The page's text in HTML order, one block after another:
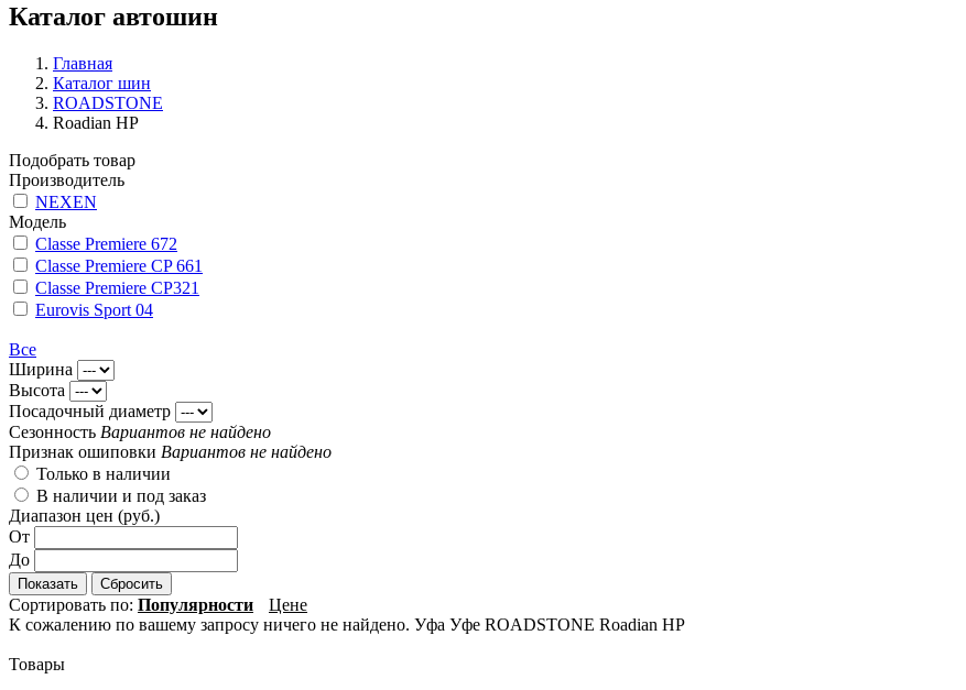
Каталог автошин
Главная
Каталог шин
ROADSTONE
Roadian HP
Подобрать товар
Производитель
NEXEN
Модель
Classe Premiere 672
Classe Premiere CP 661
Classe Premiere CP321
Eurovis Sport 04
Все
Ширина
Высота
Посадочный диаметр
Сезонность Вариантов не найдено
Признак ошиповки Вариантов не найдено
Только в наличии
В наличии и под заказ
Диапазон цен (руб.)
От
До
Показать Сбросить
Сортировать по: Популярности
Цене
К сожалению по вашему запросу ничего не найдено. Уфа Уфе ROADSTONE Roadian HP
Товары